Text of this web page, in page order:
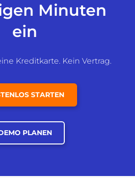
Minuten
ein
Kreditkarte. Kein Vertrag.
STARTEN
PLANEN